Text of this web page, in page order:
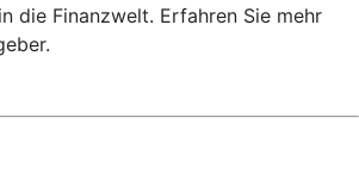
die Finanzwelt. Erfahren Sie mehr